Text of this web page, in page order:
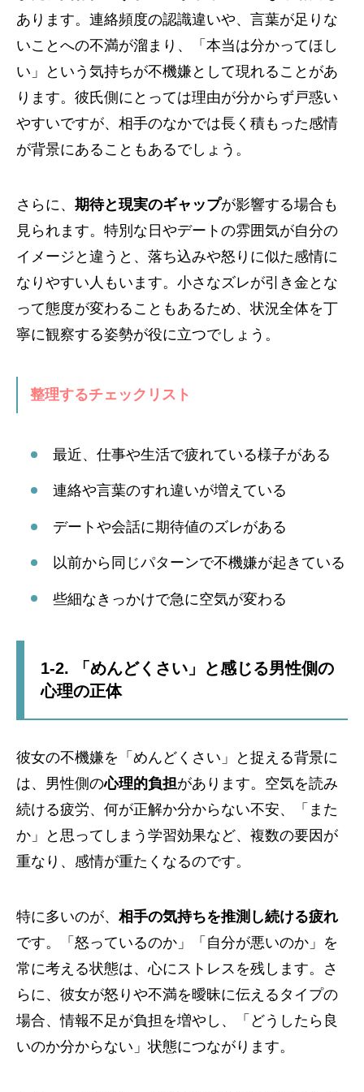
あります。連絡頻度の認識違いや、言葉が足りな
いことへの不満が溜まり、「本当は分かってほし
い」という気持ちが不機嫌として現れることがあ
ります。彼氏側にとっては理由が分からず戸惑い
やすいですが、相手のなかでは長く積もった感情
が背景にあることもあるでしょう。
さらに、 期待と現実のギャップが影響する場合も
見られます。特別な日やデートの雰囲気が自分の
イメージと違うと、落ち込みや怒りに似た感情に
なりやすい人もいます。小さなズレが引き金とな
って態度が変わることもあるため、状況全体を丁
寧に観察する姿勢が役に立つでしょう。
整理するチェックリスト
最近、仕事や生活で疲れている様子がある
連絡や言葉のすれ違いが増えている
デートや会話に期待値のズレがある
以前から同じパターンで不機嫌が起きている
些細なきっかけで急に空気が変わる
1-2. 「めんどくさい」と感じる男性側の
心理の正体
彼女の不機嫌を「めんどくさい」と捉える背景に
は、男性側の心理的負担があります。空気を読み
続ける疲労、何が正解か分からない不安、「また
か」と思ってしまう学習効果など、複数の要因が
重なり、感情が重たくなるのです。
特に多いのが、 相手の気持ちを推測し続ける疲れ
です。「怒っているのか」「自分が悪いのか」を
常に考える状態は、心にストレスを残します。さ
らに、彼女が怒りや不満を曖昧に伝えるタイプの
場合、情報不足が負担を増やし、「どうしたら良
いのか分からない」状態につながります。